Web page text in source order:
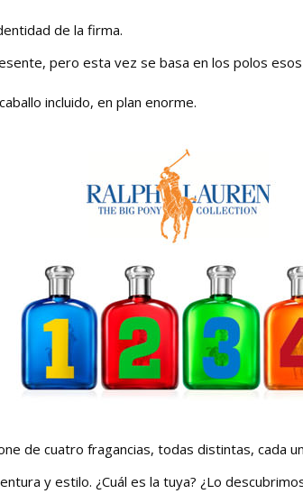
de la firma.
pero esta vez se basa en los polos
incluido, en plan enorme.
de cuatro fragancias, todas distintas, cada
y estilo. ¿Cuál es la tuya? ¿Lo